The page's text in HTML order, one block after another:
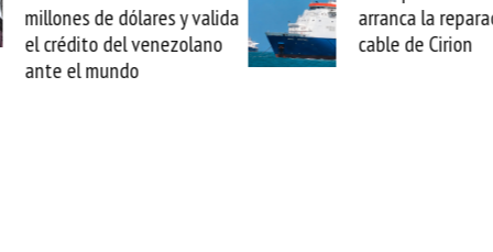
arranca la reparación del
cable de Cirion
sabemos todo lo
mejorar
esta movida